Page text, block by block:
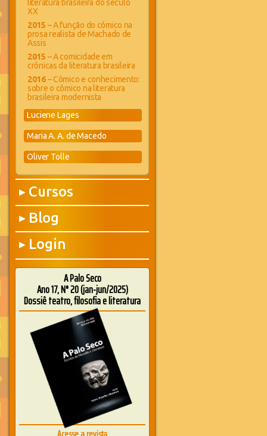
literatura brasileira do século
XX
2015 – A função do cômico na
prosa realista de Machado de
Assis
2015 – A comicidade em
crônicas da literatura brasileira
2016– Cômico e conhecimento:
sobre o cômico na literatura
brasileira modernista
Luciene Lages
Maria A. A. de Macedo
Oliver Tolle
▶ Cursos
▶ Blog
▶ Login
A Palo Seco
Ano 17, N° 20 (jan-jun/2025)
Dossiê teatro, filosofia e literatura